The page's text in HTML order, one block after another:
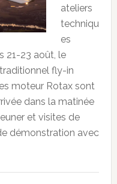
ateliers
techniqu
es
21-23 août, le
fly-in
moteur Rotax sont
dans la matinée
et visites de
démonstration avec